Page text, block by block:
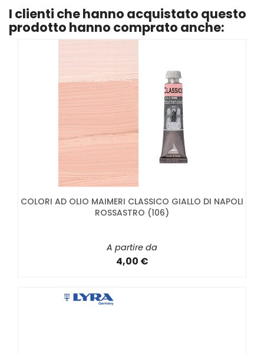
I clienti che hanno acquistato questo
prodotto hanno comprato anche:
COLORI AD OLIO MAIMERI CLASSICO GIALLO DI NAPOLI
ROSSASTRO (106)
A partire da
4,00 €